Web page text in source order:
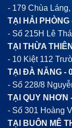
- 179 Chùa
TẠI HẢI PHÒNG
- Số 215H Lê
TẠI THỪA
- 10 Kiệt 112
TẠI ĐÀ NẴNG -
- Số 228/8
TẠI QUY NHƠN
- Số 301 Hoàng
TẠI BUÔN MÊ